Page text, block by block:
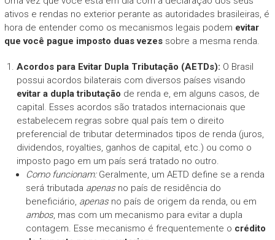
ativos e rendas no exterior perante as autoridades brasileiras, é
hora de entender como os mecanismos legais podem evitar
que você pague imposto duas vezessobre a mesma renda.
Acordos para Evitar Dupla Tributação (AETDs): O Brasil
possui acordos bilaterais com diversos países visando
evitar a dupla tributação de renda e, em alguns casos, de
capital. Esses acordos são tratados internacionais que
estabelecem regras sobre qual país tem o direito
preferencial de tributar determinados tipos de renda (juros,
dividendos, royalties, ganhos de capital, etc.) ou como o
imposto pago em um país será tratado no outro.
Como funcionam:Geralmente, um AETD define se a renda
será tributada apenasno país de residência do
beneficiário, apenasno país de origem da renda, ou em
ambos, mas com um mecanismo para evitar a dupla
contagem. Esse mecanismo é frequentemente o crédito